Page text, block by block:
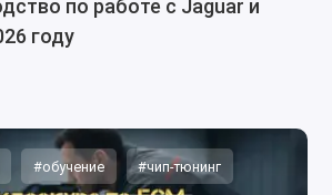
по работе с Jaguar и
году
#обучение #чип-тюнинг